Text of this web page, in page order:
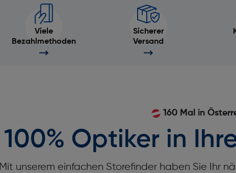
Viele
Bezahlmethoden
Sicherer
Versand
160 Mal in
100% Optiker in
Mit unserem einfachen Storefinder haben Sie Ihr